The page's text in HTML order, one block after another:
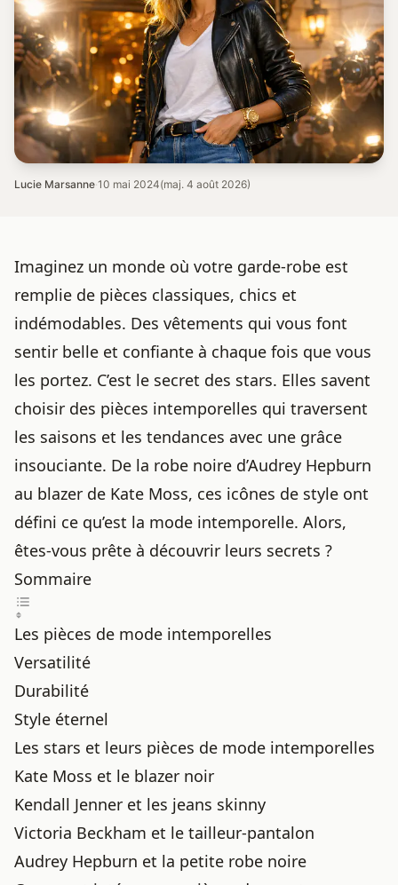
Lucie Marsanne·10 mai 2024(maj. 4 août 2026)
Imaginez un monde où votre garde-robe est
remplie de pièces classiques, chics et
indémodables. Des vêtements qui vous font
sentir belle et confiante à chaque fois que vous
les portez. C’est le secret des stars. Elles savent
choisir des pièces intemporelles qui traversent
les saisons et les tendances avec une grâce
insouciante. De la robe noire d’Audrey Hepburn
au blazer de Kate Moss, ces icônes de style ont
défini ce qu’est la mode intemporelle. Alors,
êtes-vous prête à découvrir leurs secrets ?
Sommaire
Les pièces de mode intemporelles
Versatilité
Durabilité
Style éternel
Les stars et leurs pièces de mode intemporelles
Kate Moss et le blazer noir
Kendall Jenner et les jeans skinny
Victoria Beckham et le tailleur-pantalon
Audrey Hepburn et la petite robe noire